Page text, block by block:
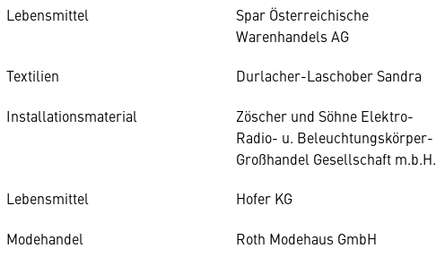
Lebensmittel
Spar Österreichische
Warenhandels AG
Textilien Durlacher-Laschober Sandra
Installationsmaterial
Zöscher und Söhne Elektro-
Radio- u. Beleuchtungskörper-
Großhandel Gesellschaft m.b.H.
Lebensmittel Hofer KG
Modehandel Roth Modehaus GmbH